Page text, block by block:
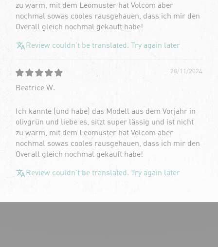
zu warm, mit dem Leomuster hat Volcom aber
nochmal sowas cooles rausgehauen, dass ich mir den
Overall gleich nochmal gekauft habe!
Review couldn't be translated. Try again later
28/11/2024
Beatrice W.
Ich kannte (und habe) das Modell aus dem Vorjahr in
olivgrün und liebe es, sitzt super lässig und ist nicht
zu warm, mit dem Leomuster hat Volcom aber
nochmal sowas cooles rausgehauen, dass ich mir den
Overall gleich nochmal gekauft habe!
Review couldn't be translated. Try again later